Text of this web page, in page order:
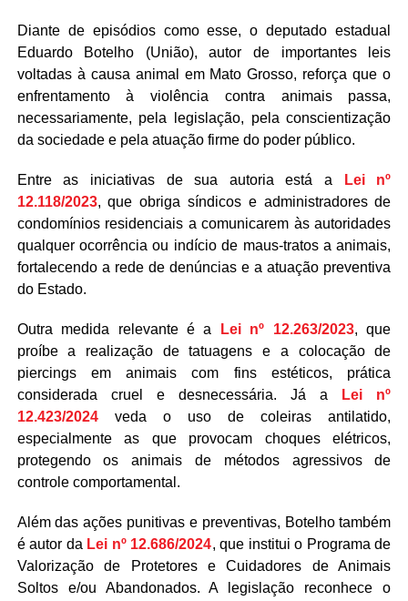
Diante de episódios como esse, o deputado estadual
Eduardo Botelho (União), autor de importantes leis
voltadas à causa animal em Mato Grosso, reforça que o
enfrentamento à violência contra animais passa,
necessariamente, pela legislação, pela conscientização
da sociedade e pela atuação firme do poder público.
Entre as iniciativas de sua autoria está a
Lei nº
12.118/2023, que obriga síndicos e administradores de
condomínios residenciais a comunicarem às autoridades
qualquer ocorrência ou indício de maus-tratos a animais,
fortalecendo a rede de denúncias e a atuação preventiva
do Estado.
Outra medida relevante é a Lei nº 12.263/2023, que
proíbe a realização de tatuagens e a colocação de
piercings em animais com fins estéticos, prática
considerada cruel e desnecessária. Já a
Lei nº
12.423/2024veda o uso de coleiras antilatido,
especialmente as que provocam choques elétricos,
protegendo os animais de métodos agressivos de
controle comportamental.
Além das ações punitivas e preventivas, Botelho também
é autor da Lei nº 12.686/2024, que institui o Programa de
Valorização de Protetores e Cuidadores de Animais
Soltos e/ou Abandonados. A legislação reconhece o